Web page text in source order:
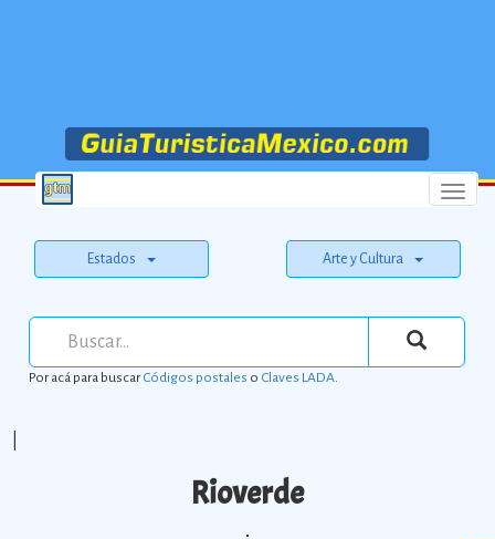
Menu
Estados Arte y Cultura
Por acá para buscarCódigos postales o Claves LADA.
Rioverde